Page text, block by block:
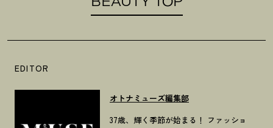
EDITOR
オトナミューズ編集部
37歳、輝く季節が始まる！ ファッショ